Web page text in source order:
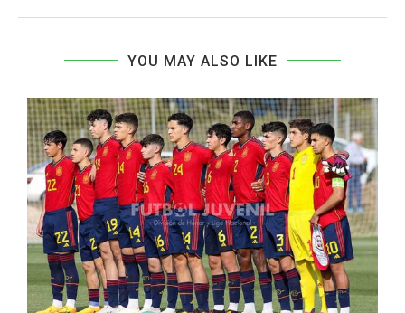
YOU MAY ALSO LIKE